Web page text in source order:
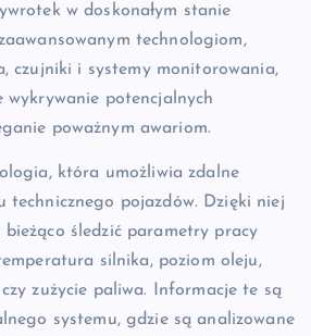
w doskonałym stanie
technologiom,
czujniki i systemy monitorowania,
wykrywanie potencjalnych
poważnym awariom.
która umożliwia zdalne
technicznego pojazdów. Dzięki niej
śledzić parametry pracy
silnika, poziom oleju,
zużycie paliwa. Informacje te są
systemu, gdzie są analizowane